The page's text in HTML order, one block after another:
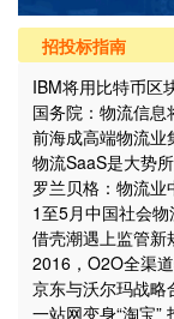
招投标指南
IBM将用比特币区
国务院：物流信息
前海成高端物流业
物流SaaS是大势
罗兰贝格：物流业
1至5月中国社会
借壳潮遇上监管新
2016，O2O全渠
京东与沃尔玛战略
个“坑”？
一站网变身“淘宝”